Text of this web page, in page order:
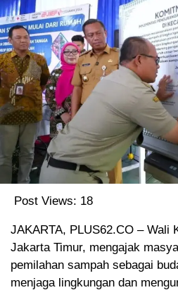
Post Views: 18
JAKARTA, PLUS62.CO – Wali
Jakarta Timur, mengajak
pemilahan sampah sebagai
menjaga lingkungan dan